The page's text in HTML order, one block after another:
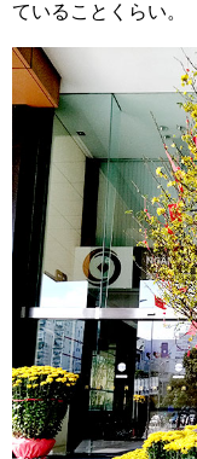
ていることくらい。